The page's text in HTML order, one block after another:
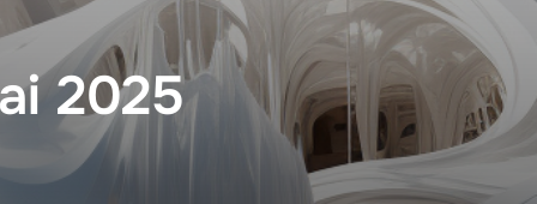
2025